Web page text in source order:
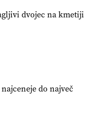
dvojec na kmetiji
do največ